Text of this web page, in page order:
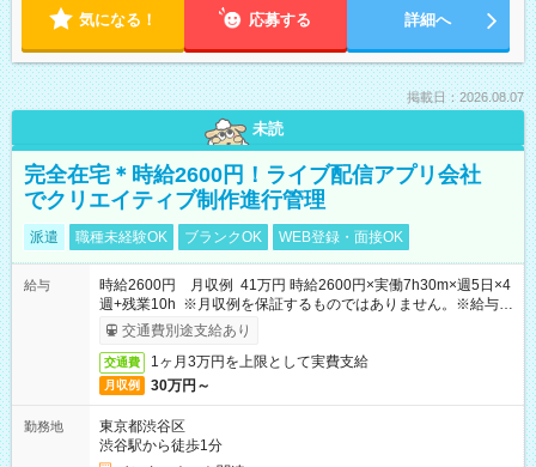
気になる！ 応募する 詳細へ
掲載日：2026.08.07
未読
完全在宅＊時給2600円！ライブ配信アプリ会社
でクリエイティブ制作進行管理
派遣 職種未経験OK ブランクOK WEB登録・面接OK
給与
時給2600円 月収例 41万円 時給2600円×実働7h30m×週5日×4
週+残業10h ※月収例を保証するものではありません。※給与即
受取りサービス利用可（利用条件有）
交通費別途支給あり
交通費 1ヶ月3万円を上限として実費支給
月収例 30万円～
勤務地
東京都渋谷区
渋谷駅から徒歩1分